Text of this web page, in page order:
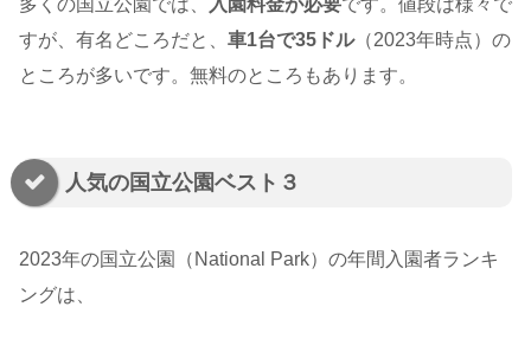
すが、有名どころだと、 車1台で35ドル（2023年時点）の
ところが多いです。無料のところもあります。
人気の国立公園ベスト３
2023年の国立公園（National Park）の年間入園者ランキ
ングは、